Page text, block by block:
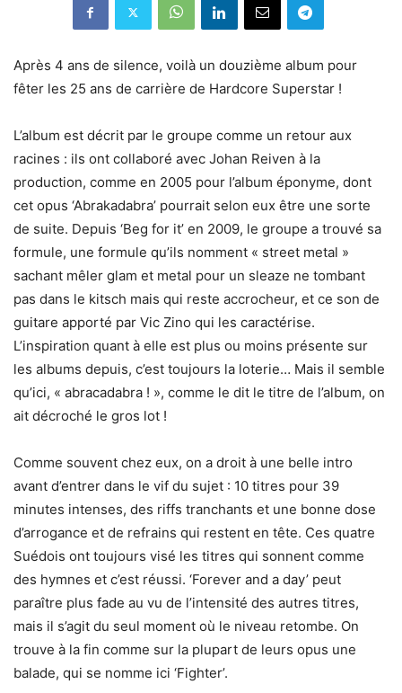
Après 4 ans de silence, voilà un douzième album pour
fêter les 25 ans de carrière de Hardcore Superstar !
L’album est décrit par le groupe comme un retour aux
racines : ils ont collaboré avec Johan Reiven à la
production, comme en 2005 pour l’album éponyme, dont
cet opus ‘Abrakadabra’ pourrait selon eux être une sorte
de suite. Depuis ‘Beg for it’ en 2009, le groupe a trouvé sa
formule, une formule qu’ils nomment « street metal »
sachant mêler glam et metal pour un sleaze ne tombant
pas dans le kitsch mais qui reste accrocheur, et ce son de
guitare apporté par Vic Zino qui les caractérise.
L’inspiration quant à elle est plus ou moins présente sur
les albums depuis, c’est toujours la loterie… Mais il semble
qu’ici, « abracadabra ! », comme le dit le titre de l’album, on
ait décroché le gros lot !
Comme souvent chez eux, on a droit à une belle intro
avant d’entrer dans le vif du sujet : 10 titres pour 39
minutes intenses, des riffs tranchants et une bonne dose
d’arrogance et de refrains qui restent en tête. Ces quatre
Suédois ont toujours visé les titres qui sonnent comme
des hymnes et c’est réussi. ‘Forever and a day’ peut
paraître plus fade au vu de l’intensité des autres titres,
mais il s’agit du seul moment où le niveau retombe. On
trouve à la fin comme sur la plupart de leurs opus une
balade, qui se nomme ici ‘Fighter’.